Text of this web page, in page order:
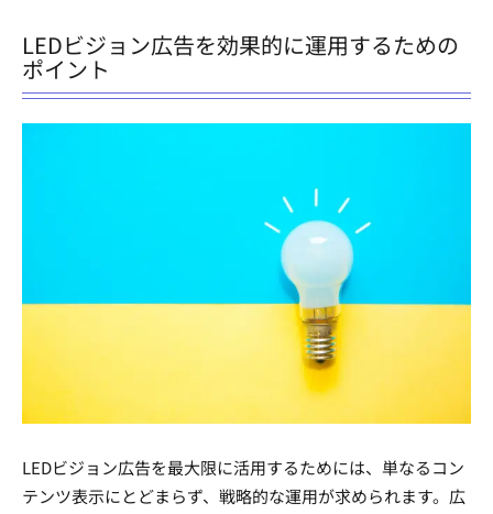
LEDビジョン広告を効果的に運用するための
ポイント
LEDビジョン広告を最大限に活用するためには、単なるコン
テンツ表示にとどまらず、戦略的な運用が求められます。広